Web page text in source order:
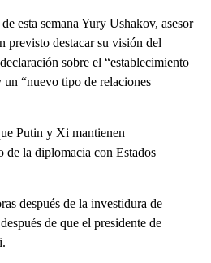
esta semana Yury Ushakov, asesor
previsto destacar su visión del
sobre el “establecimiento
“nuevo tipo de relaciones
Putin y Xi mantienen
de la diplomacia con Estados
después de la investidura de
de que el presidente de